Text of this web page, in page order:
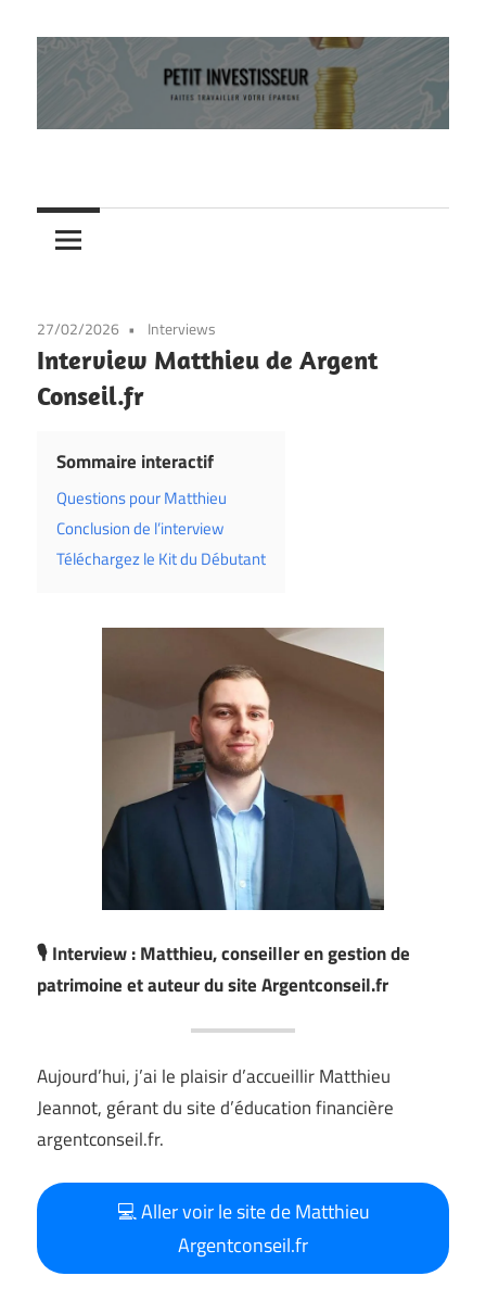
to
investisseur
Faites
votre
épargne
27/02/2026 Interviews
Interview Matthieu de Argent
Conseil.fr
Sommaire interactif
Questions pour Matthieu
Conclusion de l’interview
Téléchargez le Kit du Débutant
🎙️ Interview : Matthieu, conseiller en gestion de
patrimoine et auteur du site Argentconseil.fr
Aujourd’hui, j’ai le plaisir d’accueillir Matthieu
Jeannot, gérant du site d’éducation financière
argentconseil.fr.
💻 Aller voir le site de Matthieu
Argentconseil.fr